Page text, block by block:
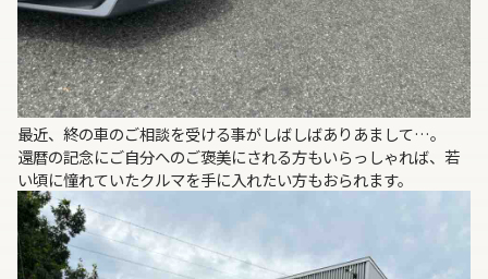
最近、終の車のご相談を受ける事がしばしばありあまして…。
還暦の記念にご自分へのご褒美にされる方もいらっしゃれば、若
い頃に憧れていたクルマを手に入れたい方もおられます。